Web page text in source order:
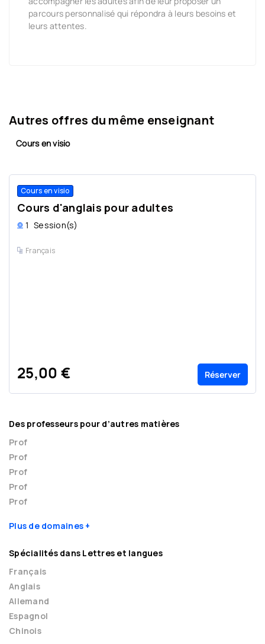
parcours personnalisé qui répondra à leurs besoins et
leurs attentes.
Autres offres du même enseignant
Cours en visio
Cours en visio
Cours d'anglais pour adultes
1 Session(s)
Français
25,00 € Réserver
Des professeurs pour d’autres matières
Prof
Prof
Prof
Prof
Prof
Plus de domaines
Spécialités dans Lettres et langues
Français
Anglais
Allemand
Espagnol
Chinois